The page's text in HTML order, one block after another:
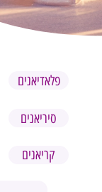
פלאדיאנים
סיריאנים
קריאנים